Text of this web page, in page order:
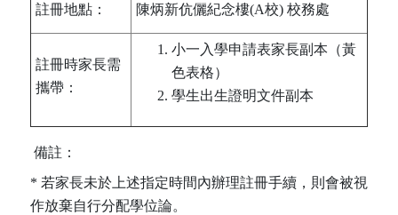
註冊地點： 陳炳新伉儷紀念樓(A校) 校務處
註冊時家長需
攜帶：
小一入學申請表家長副本（黃
色表格）
學生出生證明文件副本
備註：
* 若家長未於上述指定時間內辦理註冊手續，則會被視
作放棄自行分配學位論。